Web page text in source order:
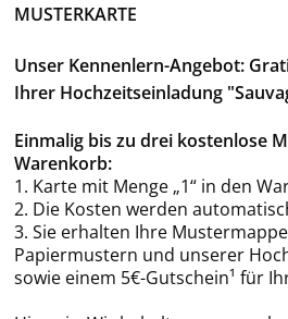
MUSTERKARTE
Unser Kennenlern-Angebot:
Ihrer Hochzeitseinladung
Einmalig bis zu drei kostenlose
Warenkorb:
1. Karte mit Menge „1“ in den
2. Die Kosten werden
3. Sie erhalten Ihre
Papiermustern und unserer
sowie einem 5€-Gutschein¹ für